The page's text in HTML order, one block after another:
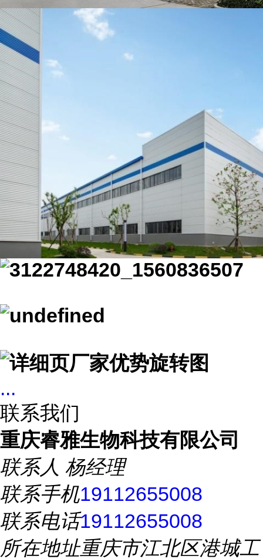
...
联系我们
重庆睿雅生物科技有限公司
联系人 杨经理
联系手机19112655008
联系电话19112655008
所在地址重庆市江北区港城工